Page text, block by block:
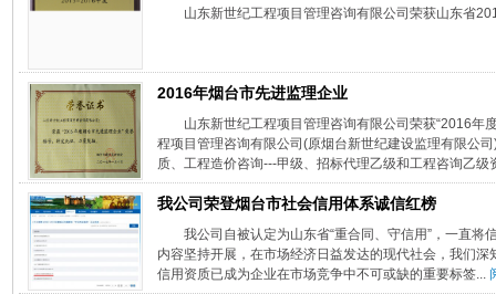
山东新世纪工程项目管理咨询有限公司荣获山东省
2016年烟台市先进监理企业
山东新世纪工程项目管理咨询有限公司荣获“2016年
程项目管理咨询有限公司(原烟台新世纪建设监理有限公
质、工程造价咨询---甲级、招标代理乙级和工程咨询乙级
我公司荣登烟台市社会信用体系诚信红榜
我公司自被认定为山东省“重合同、守信用”，一直
内容坚持开展，在市场经济日益发达的现代社会，我们深
信用资质已成为企业在市场竞争中不可或缺的重要标签...